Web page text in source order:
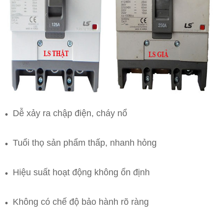
Dễ xảy ra chập điện, cháy nổ
Tuổi thọ sản phẩm thấp, nhanh hỏng
Hiệu suất hoạt động không ổn định
Không có chế độ bảo hành rõ ràng